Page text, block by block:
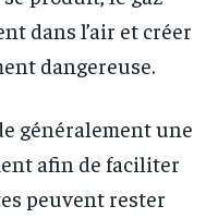
dans l’air et créer
dangereuse.
généralement une
afin de faciliter
peuvent rester